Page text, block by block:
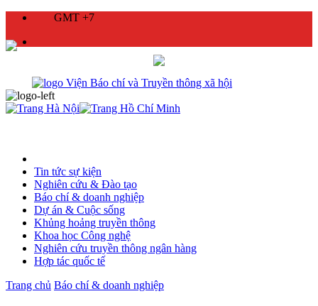
GMT +7
Tin tức sự kiện
Nghiên cứu & Đào tạo
Báo chí & doanh nghiệp
Dự án & Cuộc sống
Khủng hoảng truyền thông
Khoa học Công nghệ
Nghiên cứu truyền thông ngân hàng
Hợp tác quốc tế
Trang chủ Báo chí & doanh nghiệp